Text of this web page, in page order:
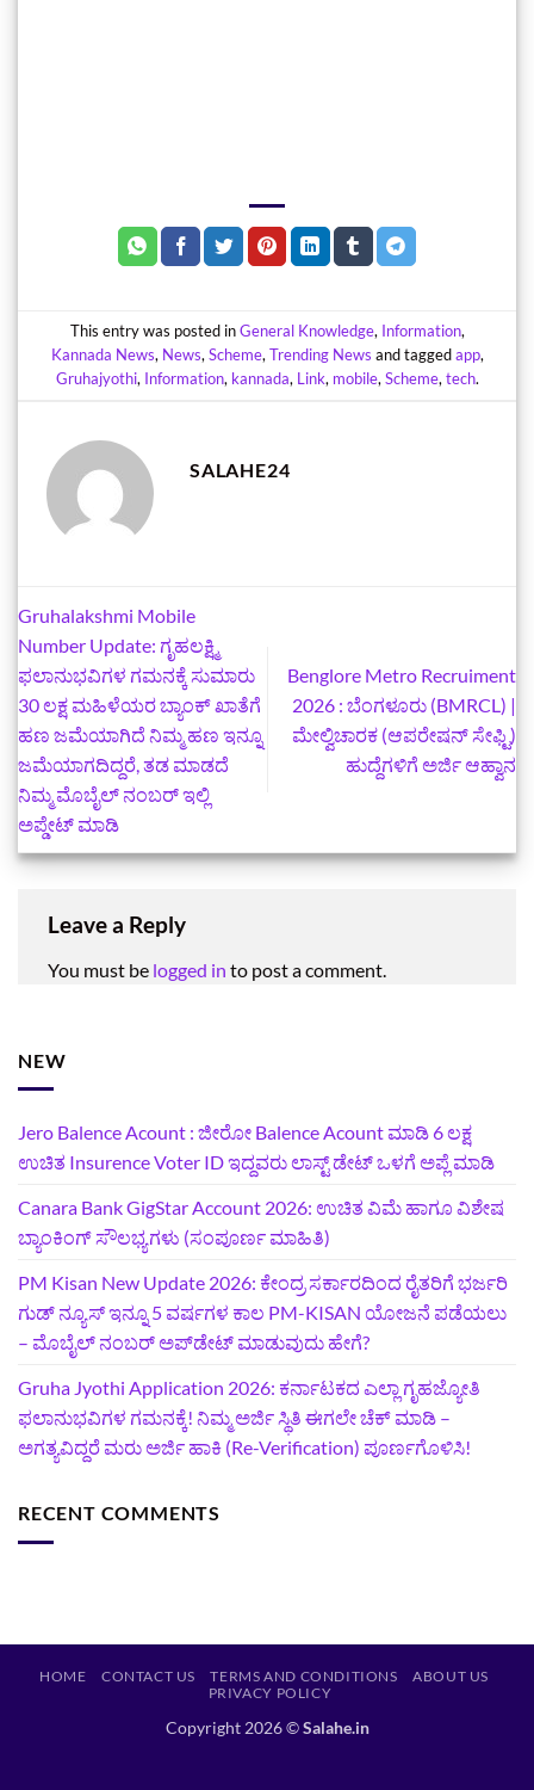
This entry was posted inGeneral Knowledge, Information,
Kannada News, News,Scheme,Trending News and taggedapp,
Gruhajyothi, Information, kannada, Link, mobile,Scheme,tech.
SALAHE24
Gruhalakshmi Mobile
Number Update: ಗೃಹಲಕ್ಷ್ಮಿ
ಫಲಾನುಭವಿಗಳ ಗಮನಕ್ಕೆ ಸುಮಾರು
30 ಲಕ್ಷ ಮಹಿಳೆಯರ ಬ್ಯಾಂಕ್ ಖಾತೆಗೆ
ಹಣ ಜಮೆಯಾಗಿದೆ ನಿಮ್ಮ ಹಣ ಇನ್ನೂ
ಜಮೆಯಾಗದಿದ್ದರೆ, ತಡ ಮಾಡದೆ
ನಿಮ್ಮ ಮೊಬೈಲ್‌ ನಂಬರ್‌ ಇಲ್ಲಿ
ಅಪ್ಡೇಟ್‌ ಮಾಡಿ
Benglore Metro Recruiment
2026 : ಬೆಂಗಳೂರು (BMRCL) |
ಮೇಲ್ವಿಚಾರಕ (ಆಪರೇಷನ್ ಸೇಫ್ಟಿ)
ಹುದ್ದೆಗಳಿಗೆ ಅರ್ಜಿ ಆಹ್ವಾನ
Leave a Reply
You must be logged in to post a comment.
NEW
Jero Balence Acount : ಜೀರೋ Balence Acount ಮಾಡಿ 6 ಲಕ್ಷ
ಉಚಿತ Insurence Voter ID ಇದ್ದವರು ಲಾಸ್ಟ್‌ ಡೇಟ್‌ ಒಳಗೆ ಅಪ್ಲೆ ಮಾಡಿ
Canara Bank GigStar Account 2026: ಉಚಿತ ವಿಮೆ ಹಾಗೂ ವಿಶೇಷ
ಬ್ಯಾಂಕಿಂಗ್ ಸೌಲಭ್ಯಗಳು (ಸಂಪೂರ್ಣ ಮಾಹಿತಿ)
PM Kisan New Update 2026: ಕೇಂದ್ರ ಸರ್ಕಾರದಿಂದ ರೈತರಿಗೆ ಭರ್ಜರಿ
ಗುಡ್‌ ನ್ಯೂಸ್ ಇನ್ನೂ 5 ವರ್ಷಗಳ ಕಾಲ PM-KISAN ಯೋಜನೆ ಪಡೆಯಲು
– ಮೊಬೈಲ್ ನಂಬರ್ ಅಪ್‌ಡೇಟ್ ಮಾಡುವುದು ಹೇಗೆ?
‍Gruha Jyothi Application 2026: ಕರ್ನಾಟಕದ ಎಲ್ಲಾ ಗೃಹಜ್ಯೋತಿ
ಫಲಾನುಭವಿಗಳ ಗಮನಕ್ಕೆ! ನಿಮ್ಮ ಅರ್ಜಿ ಸ್ಥಿತಿ ಈಗಲೇ ಚೆಕ್ ಮಾಡಿ –
ಅಗತ್ಯವಿದ್ದರೆ ಮರು ಅರ್ಜಿ ಹಾಕಿ (Re-Verification) ಪೂರ್ಣಗೊಳಿಸಿ!
RECENT COMMENTS
HOME CONTACT US TERMS AND CONDITIONS
ABOUT US
PRIVACY POLICY
Copyright 2026 ©Salahe.in